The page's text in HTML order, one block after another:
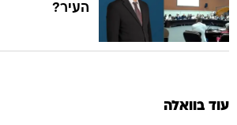
העיר?
עוד בוואלה